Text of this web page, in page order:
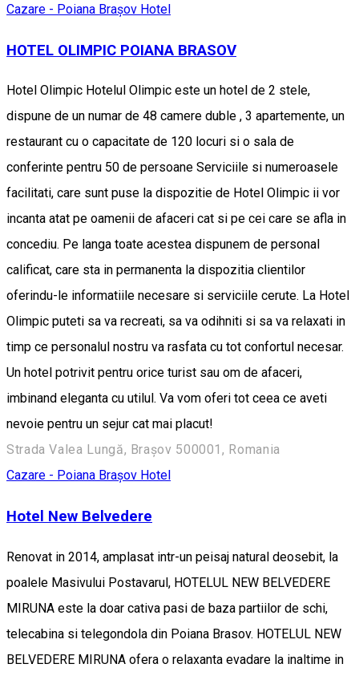
Cazare - Poiana Brașov Hotel
HOTEL OLIMPIC POIANA BRASOV
Hotel Olimpic Hotelul Olimpic este un hotel de 2 stele,
dispune de un numar de 48 camere duble , 3 apartemente, un
restaurant cu o capacitate de 120 locuri si o sala de
conferinte pentru 50 de persoane Serviciile si numeroasele
facilitati, care sunt puse la dispozitie de Hotel Olimpic ii vor
incanta atat pe oamenii de afaceri cat si pe cei care se afla in
concediu. Pe langa toate acestea dispunem de personal
calificat, care sta in permanenta la dispozitia clientilor
oferindu-le informatiile necesare si serviciile cerute. La Hotel
Olimpic puteti sa va recreati, sa va odihniti si sa va relaxati in
timp ce personalul nostru va rasfata cu tot confortul necesar.
Un hotel potrivit pentru orice turist sau om de afaceri,
imbinand eleganta cu utilul. Va vom oferi tot ceea ce aveti
nevoie pentru un sejur cat mai placut!
Strada Valea Lungă, Brașov 500001, Romania
Cazare - Poiana Brașov Hotel
Hotel New Belvedere
Renovat in 2014, amplasat intr-un peisaj natural deosebit, la
poalele Masivului Postavarul, HOTELUL NEW BELVEDERE
MIRUNA este la doar cativa pasi de baza partiilor de schi,
telecabina si telegondola din Poiana Brasov. HOTELUL NEW
BELVEDERE MIRUNA ofera o relaxanta evadare la inaltime in